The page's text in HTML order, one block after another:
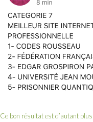
Ce bon résultat est d’autant